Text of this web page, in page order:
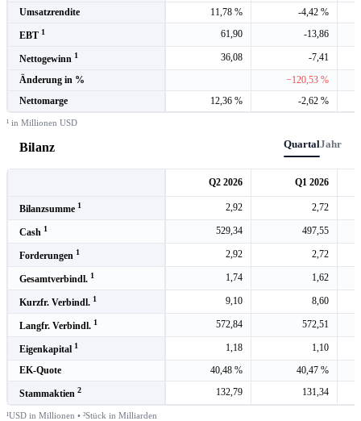
Umsatzrendite
11,78 % -4,42 %
EBT 1 61,90 -13,86
Nettogewinn 1 36,08
-7,41
Änderung in %
−120,53 %
Nettomarge
12,36 % -2,62 %
¹ in Millionen USD
Bilanz QuartalJahr
Q2 2026 Q1 2026
Bilanzsumme 1 2,92 2,72
Cash 1 529,34 497,55
Forderungen 1 2,92 2,72
Gesamtverbindl. 1 1,74 1,62
Kurzfr. Verbindl. 1 9,10 8,60
Langfr. Verbindl. 1 572,84 572,51
Eigenkapital 1 1,18
1,10
EK-Quote
40,48 % 40,47 %
Stammaktien 2 132,79 131,34
¹USD in Millionen • ²Stück in Milliarden